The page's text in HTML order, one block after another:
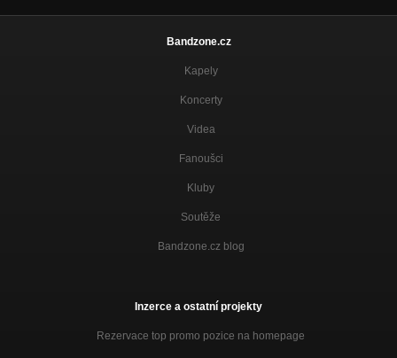
Bandzone.cz
Kapely
Koncerty
Videa
Fanoušci
Kluby
Soutěže
Bandzone.cz blog
Inzerce a ostatní projekty
Rezervace top promo pozice na homepage